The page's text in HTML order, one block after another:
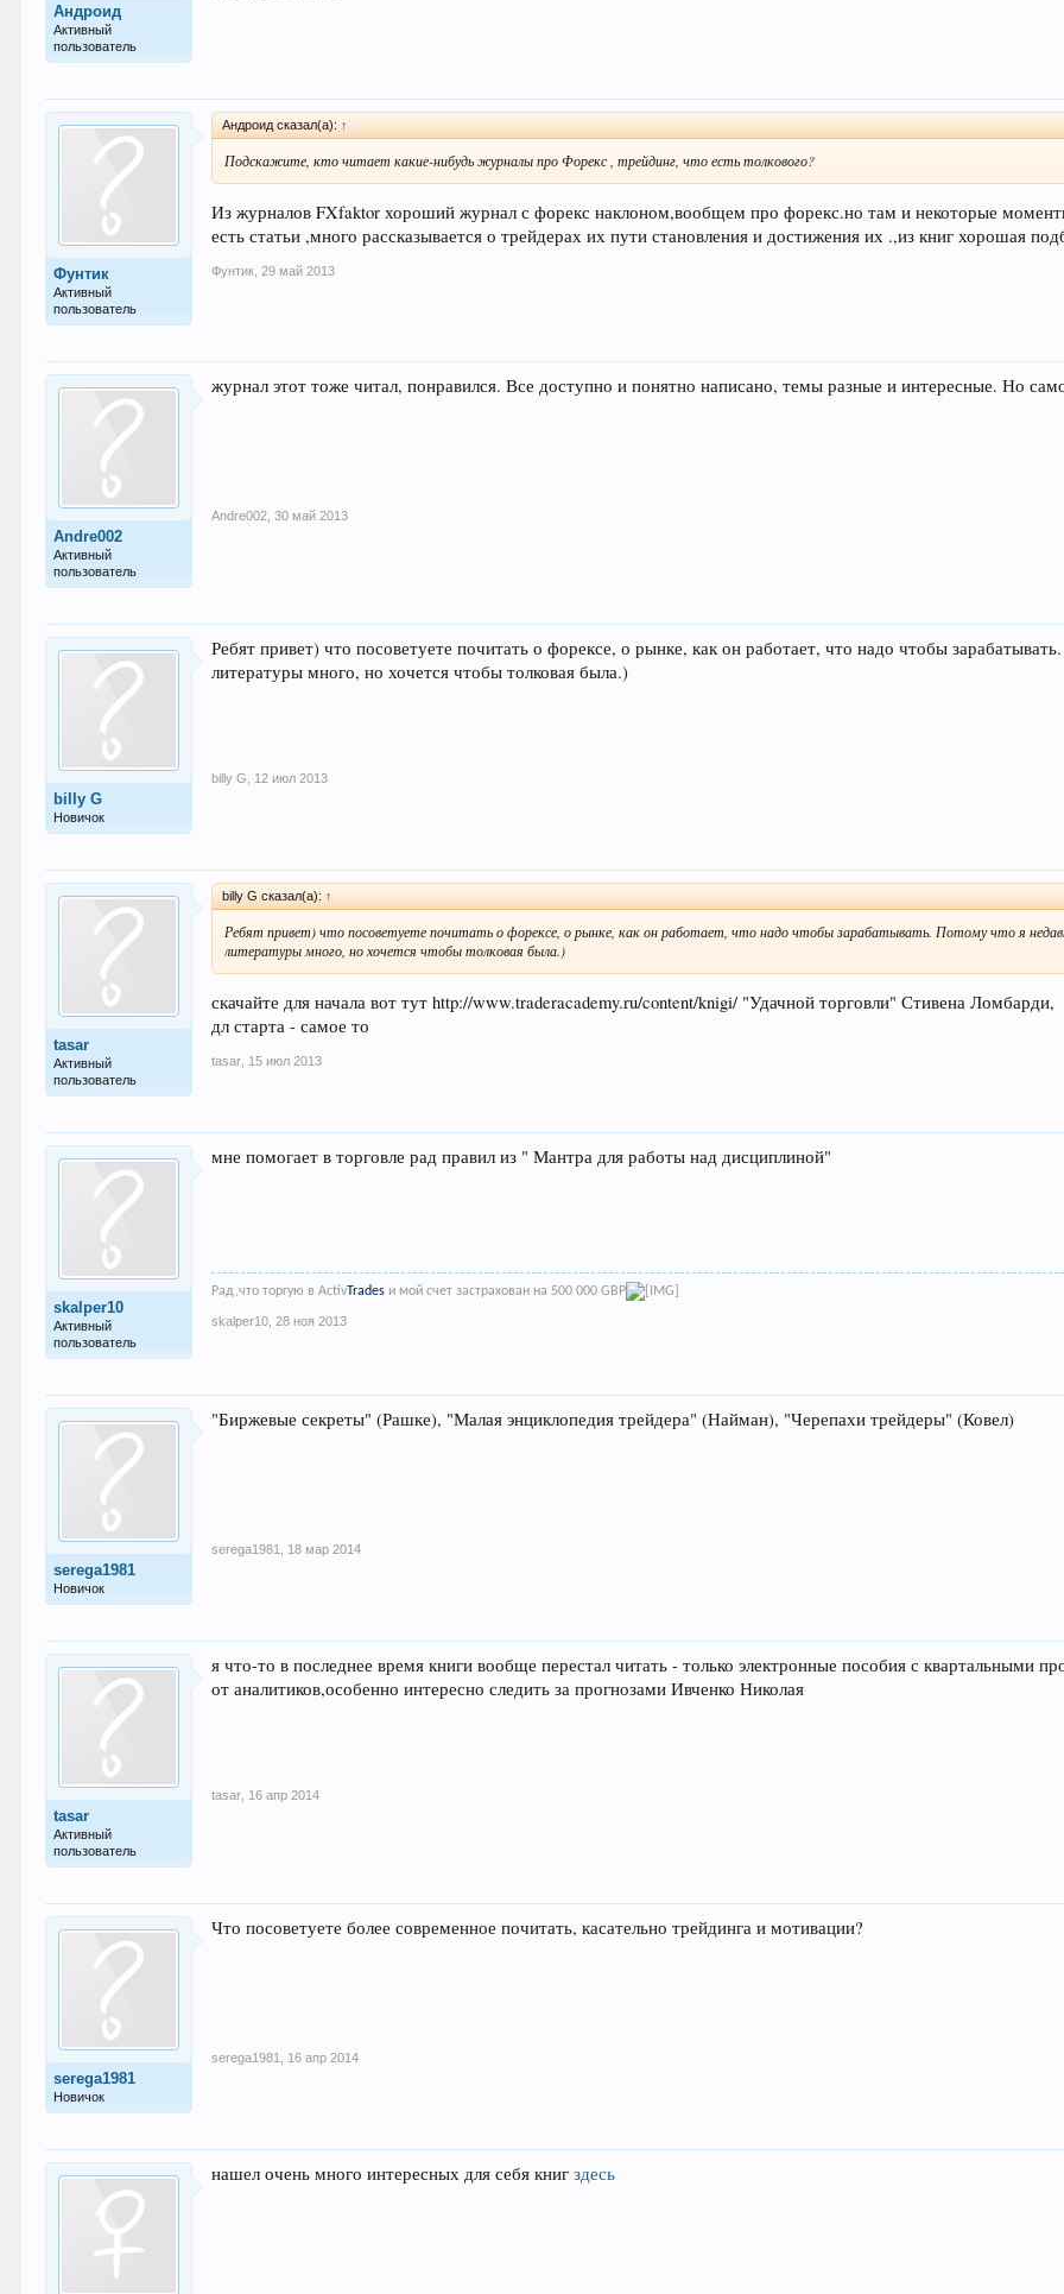
Андроид
Активный
пользователь
Фунтик
Активный
пользователь
Андроид сказал(а): ↑
Подскажите, кто читает какие-нибудь журналы про Форекс , трейдинг, что есть толкового?
Из журналов FXfaktor хороший журнал с форекс наклоном,вообщем про форекс.но там и некоторые
есть статьи ,много рассказывается о трейдерах их пути становления и достижения их .,из книг хорошая
Фунтик 29 май 2013
Andre002
Активный
пользователь
журнал этот тоже читал, понравился. Все доступно и понятно написано, темы разные и интересные. Но
Andre002 30 май 2013
billy G
Новичок
Ребят привет) что посоветуете почитать о форексе, о рынке, как он работает, что надо чтобы
литературы много, но хочется чтобы толковая была.)
billy G 12 июл 2013
tasar
Активный
пользователь
billy G сказал(а): ↑
Ребят привет) что посоветуете почитать о форексе, о рынке, как он работает, что надо чтобы зарабатывать. Потому что я
литературы много, но хочется чтобы толковая была.)
скачайте для начала вот тут http://www.traderacademy.ru/content/knigi/ "Удачной торговли" Стивена Ломбарди,
дл старта - самое то
tasar 15 июл 2013
skalper10
Активный
пользователь
мне помогает в торговле рад правил из " Мантра для работы над дисциплиной"
Рад,что торгую вActivTrades и мой счет застрахован на 500 000GBP
skalper10 28 ноя 2013
serega1981
Новичок
"Биржевые секреты" (Рашке), "Малая энциклопедия трейдера" (Найман), "Черепахи трейдеры" (Ковел)
serega1981 18 мар 2014
tasar
Активный
пользователь
я что-то в последнее время книги вообще перестал читать - только электронные пособия с квартальными
от аналитиков,особенно интересно следить за прогнозами Ивченко Николая
tasar 16 апр 2014
serega1981
Новичок
Что посоветуете более современное почитать, касательно трейдинга и мотивации?
serega1981 16 апр 2014
нашел очень много интересных для себя книгздесь